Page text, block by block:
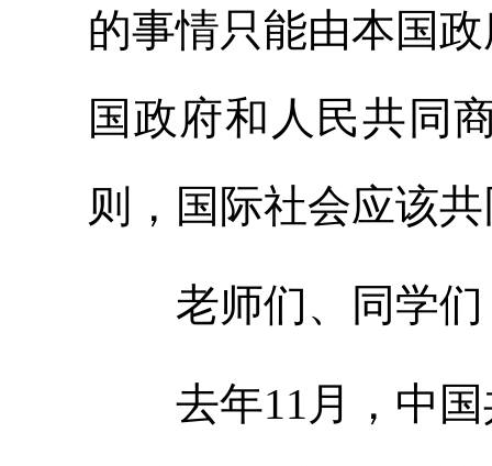
的事情只能由本国
国政府和人民共同
则，国际社会应该
老师们、同学们
去年11月，中国